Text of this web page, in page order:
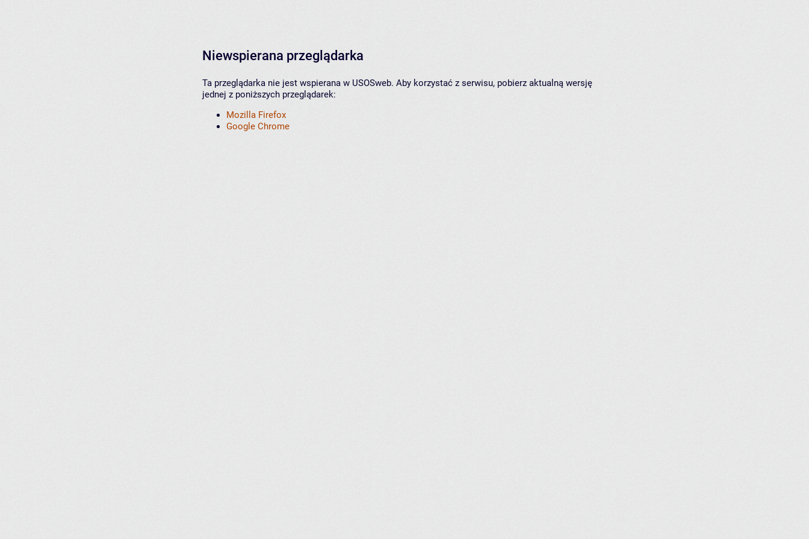
Niewspierana przeglądarka
Ta przeglądarka nie jest wspierana w USOSweb. Aby korzystać z serwisu, pobierz aktualną wersję
jednej z poniższych przeglądarek:
Mozilla Firefox
Google Chrome